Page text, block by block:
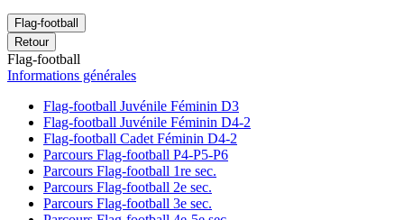
Flag-football
Retour
Flag-football
Informations générales
Flag-football Juvénile Féminin D3
Flag-football Juvénile Féminin D4-2
Flag-football Cadet Féminin D4-2
Parcours Flag-football P4-P5-P6
Parcours Flag-football 1re sec.
Parcours Flag-football 2e sec.
Parcours Flag-football 3e sec.